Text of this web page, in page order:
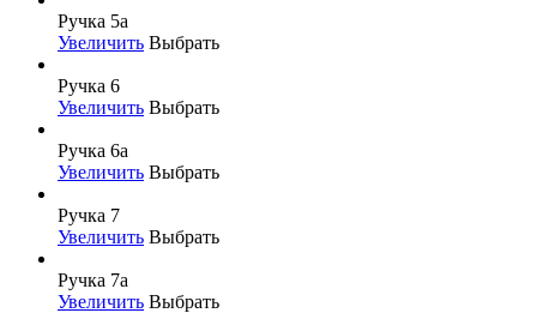
Ручка 5а
Увеличить Выбрать
Ручка 6
Увеличить Выбрать
Ручка 6а
Увеличить Выбрать
Ручка 7
Увеличить Выбрать
Ручка 7а
Увеличить Выбрать